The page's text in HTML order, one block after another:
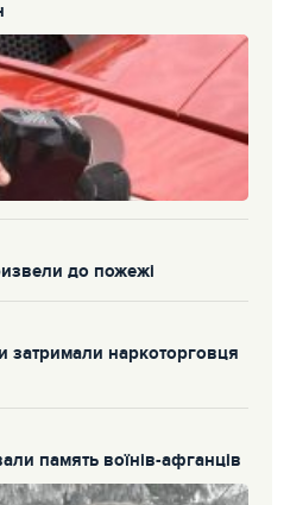
до пожежі
затримали наркоторговця
память воїнів-афганців